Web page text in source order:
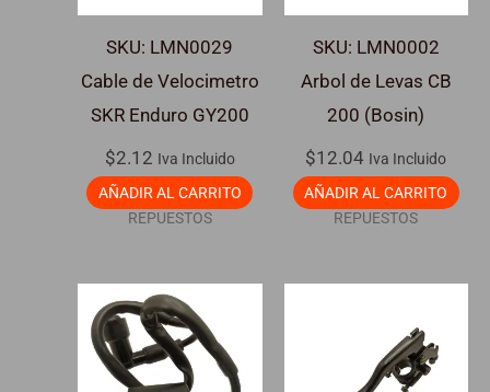
SKU: LMN0029
Cable de Velocimetro
SKR Enduro GY200
$2.12 Iva Incluido
AÑADIR AL CARRITO
REPUESTOS
SKU: LMN0002
Arbol de Levas CB
200 (Bosin)
$12.04 Iva Incluido
AÑADIR AL CARRITO
REPUESTOS